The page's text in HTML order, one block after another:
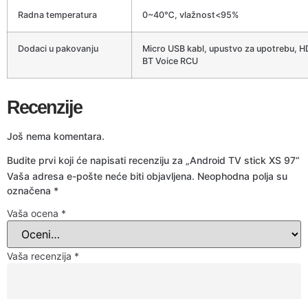
Radna temperatura 0~40℃, vlažnost<95%
Dodaci u pakovanju
Micro USB kabl, upustvo za upotrebu,
BT Voice RCU
Recenzije
Još nema komentara.
Budite prvi koji će napisati recenziju za „Android TV stick XS 97“
Vaša adresa e-pošte neće biti objavljena. Neophodna polja su
označena *
Vaša ocena *
Vaša recenzija *